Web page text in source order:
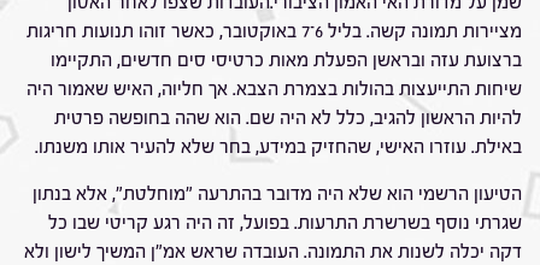
מציירות תמונה קשה. בליל 6־7 באוקטובר, כאשר זוהו תנועות חריגות
ברצועת עזה ובראשן הפעלת מאות כרטיסי סים חדשים, התקיימו
שיחות התייעצות בהולות בצמרת הצבא. אך חליוה, האיש שאמור היה
להיות הראשון להגיב, כלל לא היה שם. הוא שהה בחופשה פרטית
באילת. עוזרו האישי, שהחזיק במידע, בחר שלא להעיר אותו משנתו.
הטיעון הרשמי הוא שלא היה מדובר בהתרעה "מוחלטת", אלא בנתון
שגרתי נוסף בשרשרת התרעות. בפועל, זה היה רגע קריטי שבו כל
דקה יכלה לשנות את התמונה. העובדה שראש אמ"ן המשיך לישון ולא